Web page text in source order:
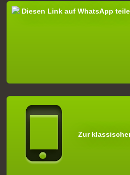
Diesen Link auf WhatsApp
Zur